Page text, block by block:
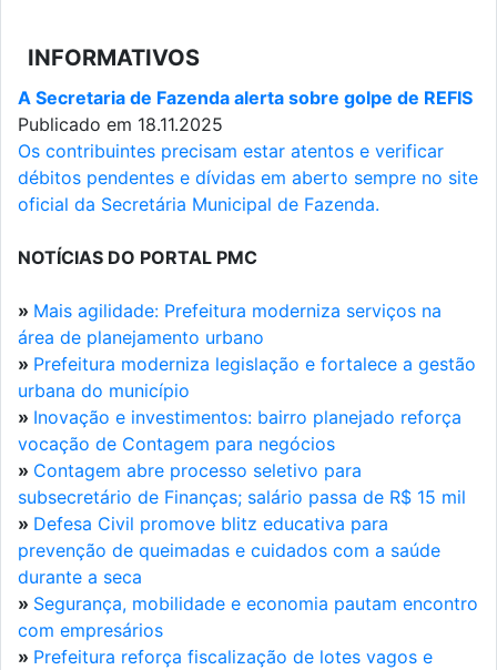
INFORMATIVOS
A Secretaria de Fazenda alerta sobre golpe de REFIS
Publicado em 18.11.2025
Os contribuintes precisam estar atentos e verificar
débitos pendentes e dívidas em aberto sempre no site
oficial da Secretária Municipal de Fazenda.
NOTÍCIAS DO PORTAL PMC
» Mais agilidade: Prefeitura moderniza serviços na
área de planejamento urbano
» Prefeitura moderniza legislação e fortalece a gestão
urbana do município
» Inovação e investimentos: bairro planejado reforça
vocação de Contagem para negócios
» Contagem abre processo seletivo para
subsecretário de Finanças; salário passa de R$ 15 mil
» Defesa Civil promove blitz educativa para
prevenção de queimadas e cuidados com a saúde
durante a seca
» Segurança, mobilidade e economia pautam encontro
com empresários
» Prefeitura reforça fiscalização de lotes vagos e